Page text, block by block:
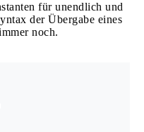
für unendlich und
der Übergabe eines
noch.